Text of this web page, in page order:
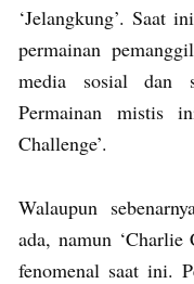
‘Jelangkung’. Saat
permainan
media sosial dan
Permainan mistis
Challenge’.
Walaupun
ada, namun ‘Charlie
fenomenal saat ini.